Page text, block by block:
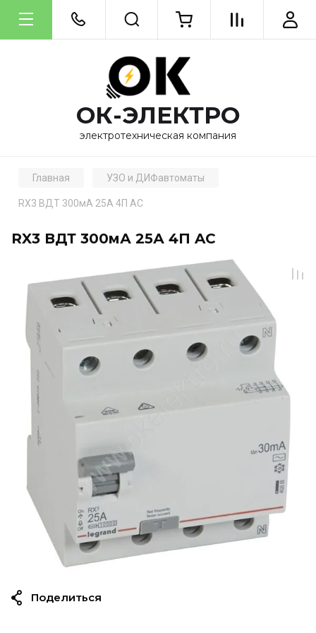
ОК-ЭЛЕКТРО
электротехническая компания
Главная УЗО и ДИФавтоматы
RX3 ВДТ 300мА 25А 4П AC
RX3 ВДТ 300мА 25А 4П AC
Поделиться